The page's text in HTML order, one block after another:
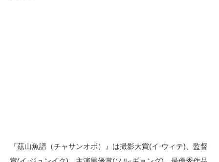
『茲山魚譜（チャサンオボ）』は撮影大賞(イ·ウィテ)、監督